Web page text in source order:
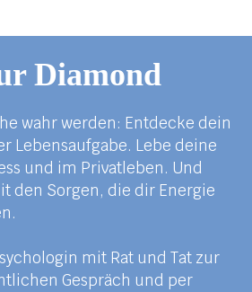
Diamond
wahr werden: Entdecke dein
Lebensaufgabe. Lebe deine
und im Privatleben. Und
den Sorgen, die dir Energie
mit Rat und Tat zur
Gespräch und per